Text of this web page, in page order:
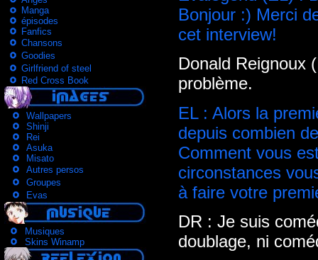
Manga
épisodes
Fanfics
Chansons
Goodies
Girlfriend of steel
Red Cross Book
Wallpapers
Shinji
Rei
Asuka
Misato
Autres persos
Groupes
Evas
Musiques
Skins Winamp
Bonjour :) Merci
cet interview!
Donald Reignoux
problème.
EL : Alors la
depuis combien
Comment vous
circonstances
à faire votre
DR : Je suis
doublage, ni